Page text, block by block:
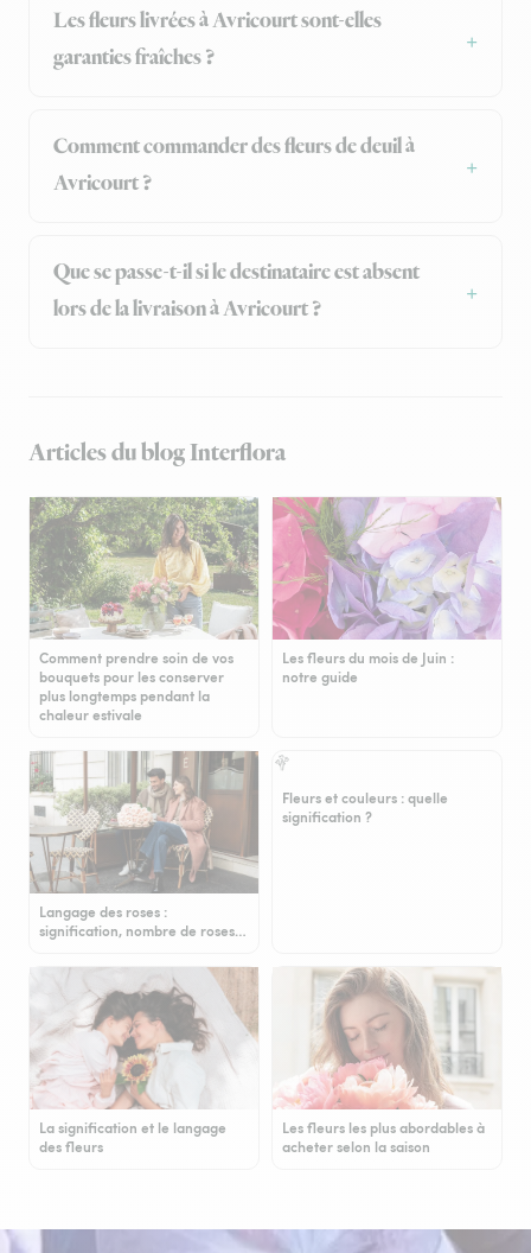
Les fleurs livrées à Avricourt sont-elles
garanties fraîches ?
Comment commander des fleurs de deuil à
Avricourt ?
Que se passe-t-il si le destinataire est absent
lors de la livraison à Avricourt ?
Articles du blog Interflora
Comment prendre soin de vos
bouquets pour les conserver
plus longtemps pendant la
chaleur estivale
Les fleurs du mois de Juin :
notre guide
Langage des roses :
signification, nombre de roses…
Fleurs et couleurs : quelle
signification ?
La signification et le langage
des fleurs
Les fleurs les plus abordables à
acheter selon la saison